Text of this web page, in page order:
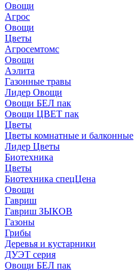
Овощи
Агрос
Овощи
Цветы
Агросемтомс
Овощи
Аэлита
Газонные травы
Лидер Овощи
Овощи БЕЛ пак
Овощи ЦВЕТ пак
Цветы
Цветы комнатные и балконные
Лидер Цветы
Биотехника
Цветы
Биотехника спецЦена
Овощи
Гавриш
Гавриш ЗЫКОВ
Газоны
Грибы
Деревья и кустарники
ДУЭТ серия
Овощи БЕЛ пак